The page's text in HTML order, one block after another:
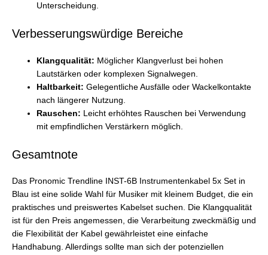
Unterscheidung.
Verbesserungswürdige Bereiche
Klangqualität: Möglicher Klangverlust bei hohen
Lautstärken oder komplexen Signalwegen.
Haltbarkeit: Gelegentliche Ausfälle oder Wackelkontakte
nach längerer Nutzung.
Rauschen: Leicht erhöhtes Rauschen bei Verwendung
mit empfindlichen Verstärkern möglich.
Gesamtnote
Das Pronomic Trendline INST-6B Instrumentenkabel 5x Set in
Blau ist eine solide Wahl für Musiker mit kleinem Budget, die ein
praktisches und preiswertes Kabelset suchen. Die Klangqualität
ist für den Preis angemessen, die Verarbeitung zweckmäßig und
die Flexibilität der Kabel gewährleistet eine einfache
Handhabung. Allerdings sollte man sich der potenziellen